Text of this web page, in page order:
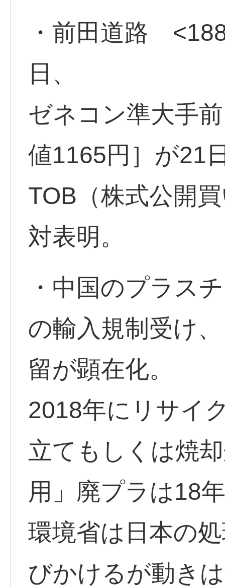
・前田道路
日、
ゼネコン準大手
値1165円］が21
TOB（株式公開
対表明。
・中国のプラス
の輸入規制受け
留が顕在化。
2018年にリサイ
立てもしくは焼
用」廃プラは18
環境省は日本の
びかけるが動き